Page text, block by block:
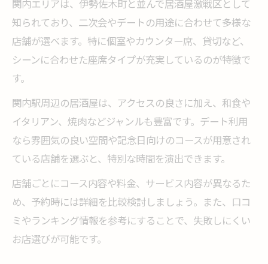
関内エリアは、伊勢佐木町と並んで居酒屋激戦区として
知られており、二次会やデートの用途に合わせて多様な
店舗が選べます。特に個室やカウンター席、貸切など、
シーンに合わせた座席タイプが充実しているのが特徴で
す。
関内駅周辺の居酒屋は、アクセスの良さに加え、和食や
イタリアン、焼肉などジャンルも豊富です。デート利用
なら雰囲気の良い空間や記念日向けのコースが用意され
ている店舗を選ぶと、特別な時間を演出できます。
店舗ごとにコース内容や料金、サービス内容が異なるた
め、予約時には詳細を比較検討しましょう。また、口コ
ミやランキング情報を参考にすることで、失敗しにくい
お店選びが可能です。